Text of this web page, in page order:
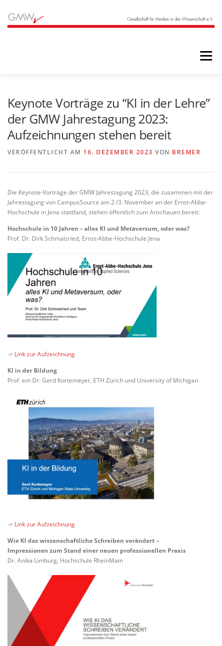
Inhalt
springen
Menü
ANGEBOTE
Keynote Vorträge zu “KI in der Lehre”
der GMW Jahrestagung 2023:
Aufzeichnungen stehen bereit
VERÖFFENTLICHT AM 16. DEZEMBER 2023 VON BREMER
Die Keynote-Vorträge der GMW Jahrestagung 2023, die zusammen mit der
Jahrestagung von CampusSource am 2./3. November an der Ernst-Abbe-
Hochschule in Jena stattfand, stehen öffentlich zum Anschauen bereit:
Hochschule in 10 Jahren – alles KI und Metaversum, oder was?
Prof. Dr. Dirk Schmalzried, Ernst-Abbe-Hochschule Jena
-> Link zur Aufzeichnung
KI in der Bildung
Prof. em Dr. Gerd Kortemeyer, ETH Zürich und University of Michigan
-> Link zur Aufzeichnung
Wie KI das wissenschaftliche Schreiben verändert –
Impressionen zum Stand einer neuen professionellen Praxis
Dr. Anika Limburg, Hochschule RheinMain